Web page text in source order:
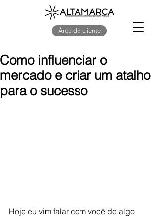
Área do cliente
Como influenciar o
mercado e criar um atalho
para o sucesso
Hoje eu vim falar com você de algo